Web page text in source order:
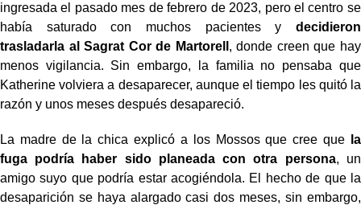
ingresada el pasado mes de febrero de 2023, pero el centro se
había saturado con muchos pacientes y decidieron
trasladarla al Sagrat Cor de Martorell , donde creen que hay
menos vigilancia. Sin embargo, la familia no pensaba que
Katherine volviera a desaparecer, aunque el tiempo les quitó la
razón y unos meses después desapareció.
La madre de la chica explicó a los Mossos que cree que
la
fuga podría haber sido planeada con otra persona, un
amigo suyo que podría estar acogiéndola. El hecho de que la
desaparición se haya alargado casi dos meses, sin embargo,